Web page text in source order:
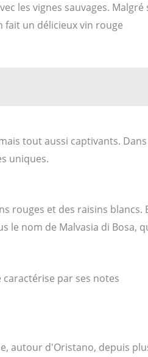
les vignes sauvages. Malgré
fait un délicieux vin rouge
tout aussi captivants.
uniques.
rouges et des raisins blancs.
le nom de Malvasia di Bosa,
par ses notes
autour d'Oristano, depuis